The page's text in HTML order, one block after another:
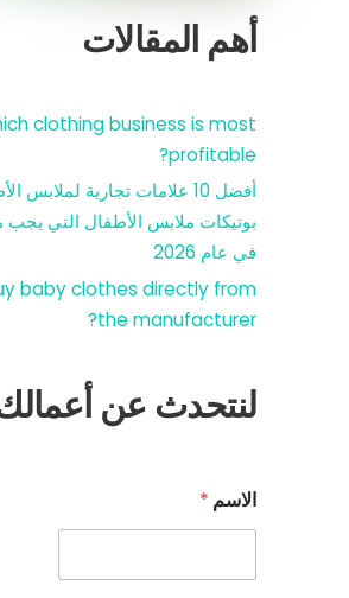
أهم المقالات
clothing business is most
profitable?
أفضل 10 علامات تجارية لملابس
بوتيكات ملابس الأطفال التي يجب
في عام 2026
baby clothes directly from
the manufacturer?
لنتحدث عن
الاسم *